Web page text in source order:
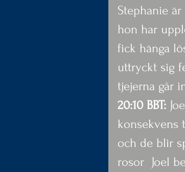
Stephanie
hon har
fick hänga
uttryckt sig
tjejerna går
20:10 BBT:
konsekvens
och de blir
rosor  Joel